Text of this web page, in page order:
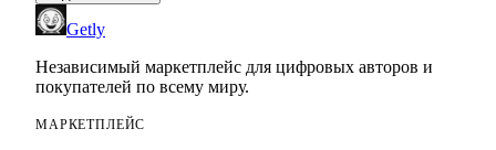
Getly
Независимый маркетплейс для цифровых авторов и
покупателей по всему миру.
МАРКЕТПЛЕЙС